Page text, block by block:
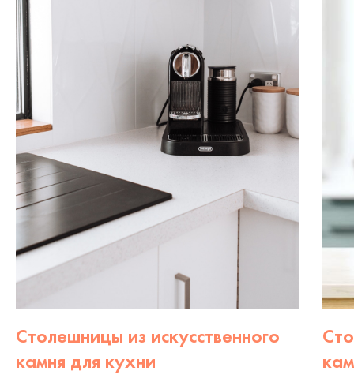
Столешницы из искусственного
камня для кухни